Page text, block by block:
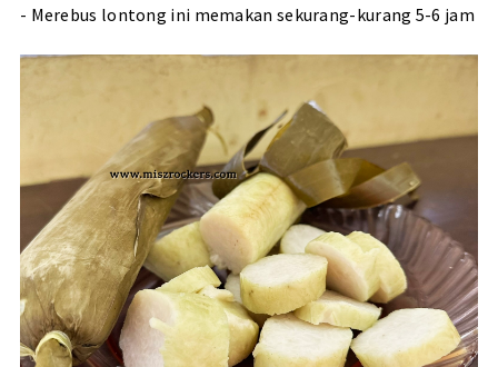
- Merebus lontong ini memakan sekurang-kurang 5-6 jam